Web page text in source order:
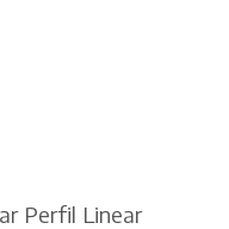
Perfil Linear